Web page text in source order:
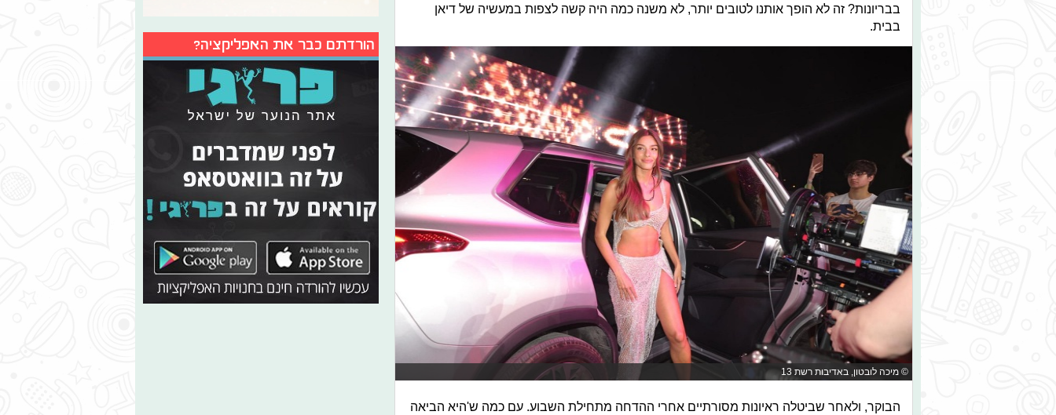
בבריונות? זה לא הופך אותנו לטובים יותר, לא משנה כמה היה קשה לצפות במעשיה של דיאן
בבית.
© מיכה לובטון, באדיבות רשת 13
הבוקר, ולאחר שביטלה ראיונות מסורתיים אחרי ההדחה מתחילת השבוע. עם כמה ש'היא הביאה
הורדתם כבר את האפליקציה?